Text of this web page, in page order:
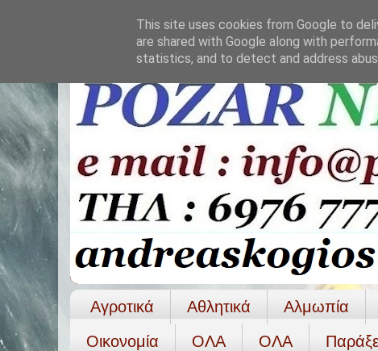
Αγροτικά Αθλητικά Αλμωπία
Οικονομία
ΟΛΑ ΟΛA
This site uses cookies from Google to
are shared with Google along with
statistics, and to detect and address